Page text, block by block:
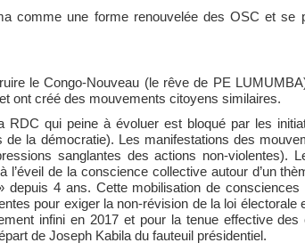
comme une forme renouvelée des OSC et se
le Congo-Nouveau (le rêve de PE
ont créé des mouvements citoyens similaires.
qui peine à évoluer est bloqué par les
de la démocratie). Les manifestations des
sanglantes des actions non-violentes).
l’éveil de la conscience collective autour d’un
depuis 4 ans. Cette mobilisation de
pour exiger la non-révision de la loi électorale
infini en 2017 et pour la tenue effective des
de Joseph Kabila du fauteuil présidentiel.